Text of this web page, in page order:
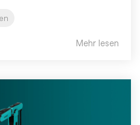
Mehr lesen